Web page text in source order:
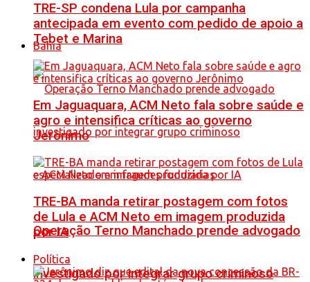
Bahia
Operação Terno Manchado prende advogado
investigado por integrar grupo criminoso
TRE-SP condena Lula por campanha
antecipada em evento com pedido de apoio a
Tebet e Marina
Em Jaguaquara, ACM Neto fala sobre saúde e
agro e intensifica críticas ao governo
Jerônimo
TRE-BA manda retirar postagem com fotos
de Lula e ACM Neto em imagem produzida
por IA
Política